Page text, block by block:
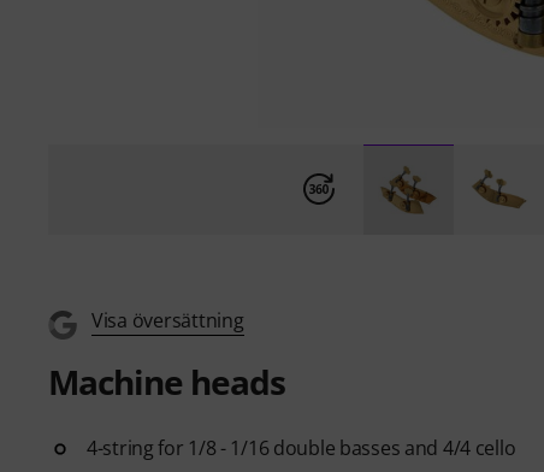
Visa översättning
Machine heads
4-string for 1/8 - 1/16 double basses and 4/4 cello